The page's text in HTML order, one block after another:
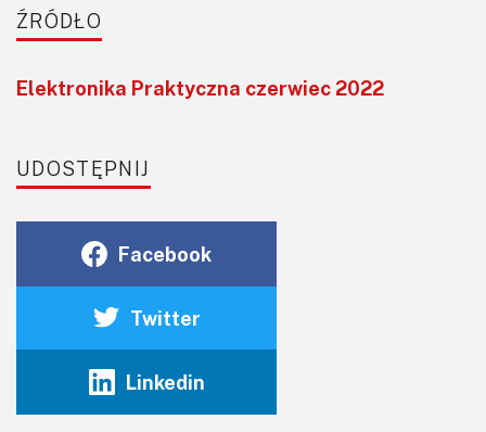
ŹRÓDŁO
Elektronika Praktyczna czerwiec 2022
UDOSTĘPNIJ
Facebook
Twitter
Linkedin